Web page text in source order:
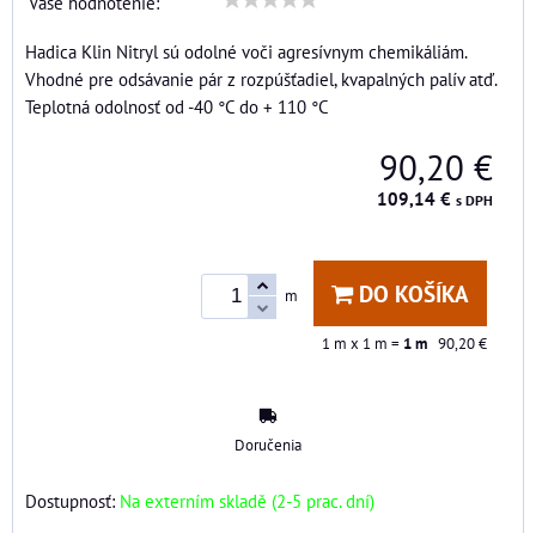
Hadica Klin Nitryl sú odolné voči agresívnym chemikáliám.
Vhodné pre odsávanie pár z rozpúšťadiel, kvapalných palív atď.
Teplotná odolnosť od -40 °C do + 110 °C
90,20 €
109,14 € s DPH
m DO KOŠÍKA
1 m x 1 m = 1m 90,20 €
Doručenia
Dostupnosť: Na externím skladě (2-5 prac. dní)